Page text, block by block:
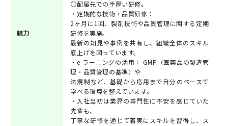
魅力
〇配属先での手厚い研修。
・定期的な技術・品質研修：
2ヶ月に1回、製剤技術や品質管理に関する定期
研修を実施。
最新の知見や事例を共有し、組織全体のスキル
底上げを図っています。
・e-ラーニングの活用： GMP（医薬品の製造管
理・品質管理の基準）や
法規制など、基礎から応用まで自分のペースで
学べる環境を整えています。
・入社当初は業界の専門性に不安を感じていた
先輩も、
丁寧な研修を通じて着実にスキルを習得し、ス